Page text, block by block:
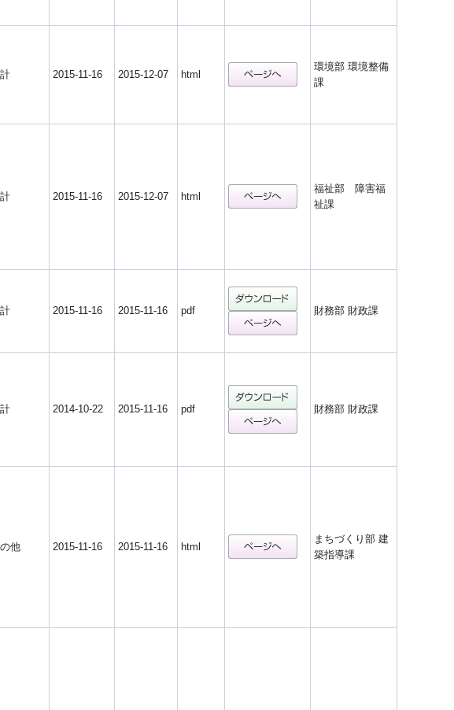
2015-11-16 2015-12-07 html
環境部 環境整備
課
2015-11-16 2015-12-07 html
福祉部 障害福
祉課
2015-11-16 2015-11-16 pdf 財務部 財政課
2014-10-22 2015-11-16 pdf 財務部 財政課
他 2015-11-16 2015-11-16 html
まちづくり部 建
築指導課